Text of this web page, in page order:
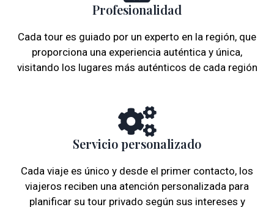
Profesionalidad
Cada tour es guiado por un experto en la región, que
proporciona una experiencia auténtica y única,
visitando los lugares más auténticos de cada región
Servicio personalizado
Cada viaje es único y desde el primer contacto, los
viajeros reciben una atención personalizada para
planificar su tour privado según sus intereses y